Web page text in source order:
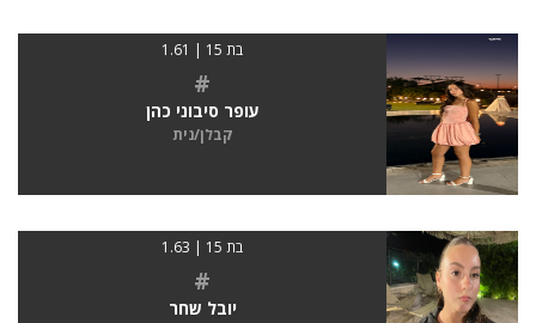
בת 15 | 1.61
#
עופר סיבוני כהן
קבלן/נית
בת 15 | 1.63
#
יובל שחר